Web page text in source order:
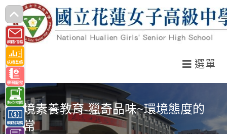
跳
轉
至
主
要
內
容
選單
環境素養教育-獵奇品味~環境態度的
日常